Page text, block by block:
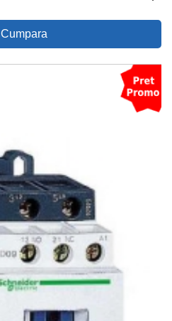
Cumpara